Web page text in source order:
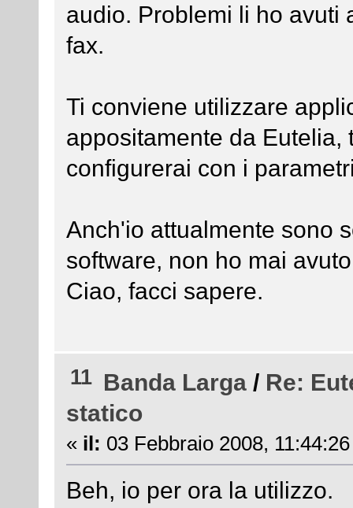
audio. Problemi li ho avuti
fax.
Ti conviene utilizzare
appositamente da Eutelia,
configurerai con i
Anch'io attualmente sono
software, non ho mai
Ciao, facci sapere.
11 Banda Larga / Re:
statico
« il: 03 Febbraio 2008,
Beh, io per ora la utilizzo.